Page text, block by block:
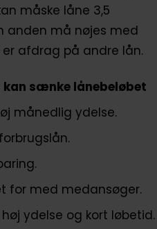
måske låne 3,5
anden må nøjes med
afdrag på andre lån.
kan sænke lånebeløbet
månedlig ydelse.
for med medansøger.
ydelse og kort løbetid.